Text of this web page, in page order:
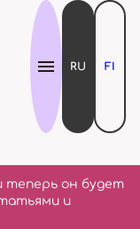
теперь он будет
и
RU FI